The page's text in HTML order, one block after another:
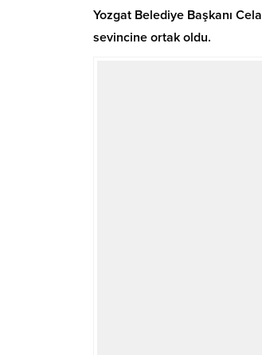
Yozgat Belediye Başkanı
sevincine ortak oldu.